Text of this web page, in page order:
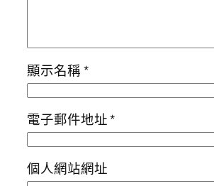
顯示名稱*
電子郵件地址*
個人網站網址